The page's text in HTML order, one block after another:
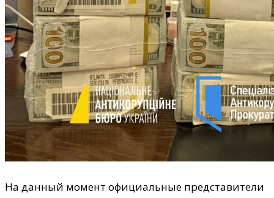
На данный момент официальные представители